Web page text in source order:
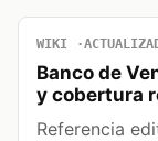
WIKI
Banco de
y cobertura
Referencia